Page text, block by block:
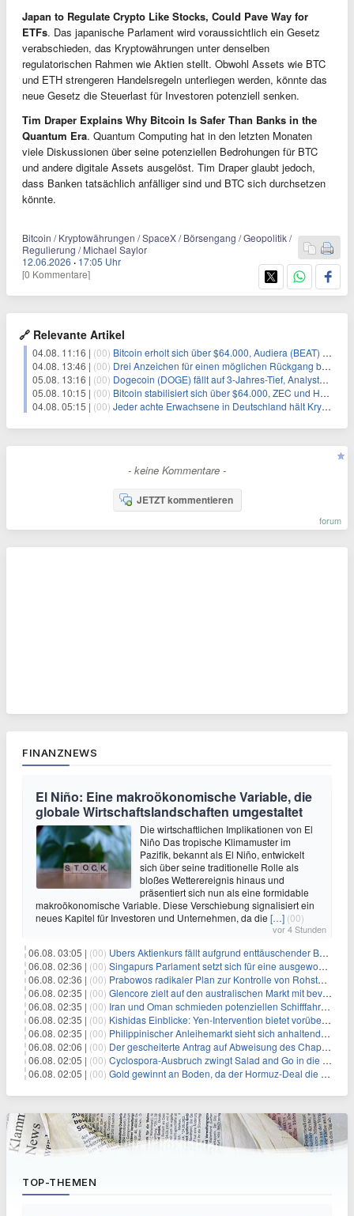
Japan to Regulate Crypto Like Stocks, Could Pave Way for
ETFs. Das japanische Parlament wird voraussichtlich ein Gesetz
verabschieden, das Kryptowährungen unter denselben
regulatorischen Rahmen wie Aktien stellt. Obwohl Assets wie BTC
und ETH strengeren Handelsregeln unterliegen werden, könnte das
neue Gesetz die Steuerlast für Investoren potenziell senken.
Tim Draper Explains Why Bitcoin Is Safer Than Banks in the
Quantum Era. Quantum Computing hat in den letzten Monaten
viele Diskussionen über seine potenziellen Bedrohungen für BTC
und andere digitale Assets ausgelöst. Tim Draper glaubt jedoch,
dass Banken tatsächlich anfälliger sind und BTC sich durchsetzen
könnte.
Bitcoin / Kryptowährungen / SpaceX / Börsengang / Geopolitik /
Regulierung / Michael Saylor
12.06.2026 · 17:05 Uhr
[0 Kommentare]
🔗 Relevante Artikel
04.08. 11:16 | (00) Bitcoin erholt sich über $64.000, Audiera (BEAT) fällt erneut
04.08. 13:46 | (00) Drei Anzeichen für einen möglichen Rückgang bei Bitcoin (BTC)
05.08. 13:16 | (00) Dogecoin (DOGE) fällt auf 3-Jahres-Tief, Analysten erwarten jedoch baldige Erholung
05.08. 10:15 | (00) Bitcoin stabilisiert sich über $64.000, ZEC und HYPE mit starken Kursgewinnen
04.08. 05:15 | (00) Jeder achte Erwachsene in Deutschland hält Kryptowährungen
- keine Kommentare -
JETZT kommentieren
forum
FINANZNEWS
El Niño: Eine makroökonomische Variable, die
globale Wirtschaftslandschaften umgestaltet
Die wirtschaftlichen Implikationen von El
Niño Das tropische Klimamuster im
Pazifik, bekannt als El Niño, entwickelt
sich über seine traditionelle Rolle als
bloßes Wetterereignis hinaus und
präsentiert sich nun als eine formidable
makroökonomische Variable. Diese Verschiebung signalisiert ein
neues Kapitel für Investoren und Unternehmen, da die […] (00)
vor 4 Stunden
06.08. 03:05 | (00) Ubers Aktienkurs fällt aufgrund enttäuschender Buchungsprognose
06.08. 02:36 | (00) Singapurs Parlament setzt sich für eine ausgewogene wirtschaftliche Zukunft ein
06.08. 02:36 | (00) Prabowos radikaler Plan zur Kontrolle von Rohstoffexporten steht vor konkurrierenden Visionen
06.08. 02:35 | (00) Glencore zielt auf den australischen Markt mit bevorstehendem Sekundärlisting
06.08. 02:35 | (00) Iran und Oman schmieden potenziellen Schifffahrtsvertrag im Hormuskanal
06.08. 02:35 | (00) Kishidas Einblicke: Yen-Intervention bietet vorübergehende Erleichterung, keine langfristige Lösung
06.08. 02:35 | (00) Philippinischer Anleihemarkt sieht sich anhaltendem Rückgang angesichts persistierender Inflationssorgen gegenüber
06.08. 02:06 | (00) Der gescheiterte Antrag auf Abweisung des Chapter 11 des ehemaligen Dolphin-CEOs
06.08. 02:05 | (00) Cyclospora-Ausbruch zwingt Salad and Go in die Insolvenz: Eine warnende Geschichte für Investoren
06.08. 02:05 | (00) Gold gewinnt an Boden, da der Hormuz-Deal die Zinserhöhungsängste lindert
TOP-THEMEN